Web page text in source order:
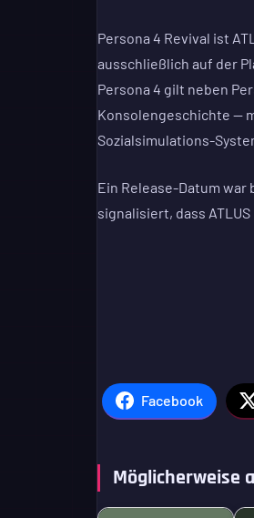
Persona 4 Revival ist
ausschließlich auf der
Persona 4 gilt neben
Konsolengeschichte —
Sozialsimulations-
Ein Release-Datum
signalisiert, dass
Facebook
Möglicherweise